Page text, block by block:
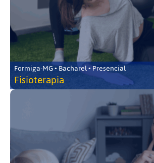
Formiga-MG • Bacharel • Presencial
Fisioterapia